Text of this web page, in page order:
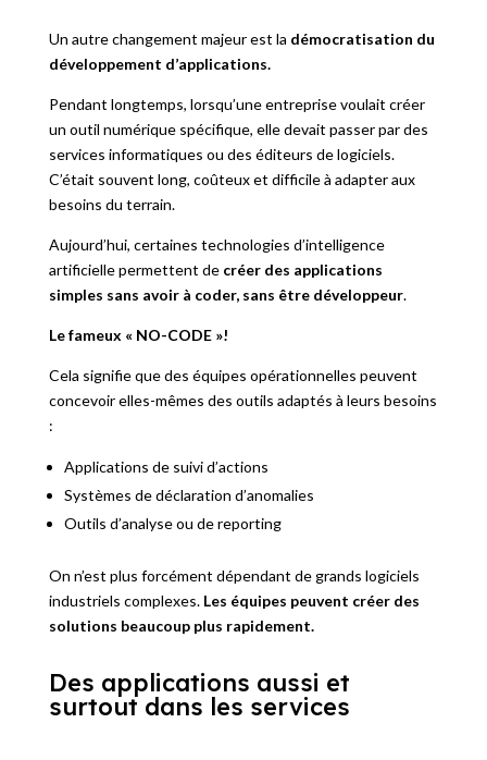
Un autre changement majeur est la démocratisation du
développement d’applications.
Pendant longtemps, lorsqu’une entreprise voulait créer
un outil numérique spécifique, elle devait passer par des
services informatiques ou des éditeurs de logiciels.
C’était souvent long, coûteux et difficile à adapter aux
besoins du terrain.
Aujourd’hui, certaines technologies d’intelligence
artificielle permettent de créer des applications
simples sans avoir à coder, sans être développeur.
Le fameux « NO-CODE »!
Cela signifie que des équipes opérationnelles peuvent
concevoir elles-mêmes des outils adaptés à leurs besoins
:
Applications de suivi d’actions
Systèmes de déclaration d’anomalies
Outils d’analyse ou de reporting
On n’est plus forcément dépendant de grands logiciels
industriels complexes. Les équipes peuvent créer des
solutions beaucoup plus rapidement.
Des applications aussi et
surtout dans les services